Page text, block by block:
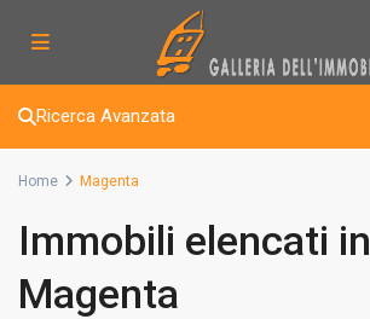
Ricerca Avanzata
Home Magenta
Immobili elencati in
Magenta